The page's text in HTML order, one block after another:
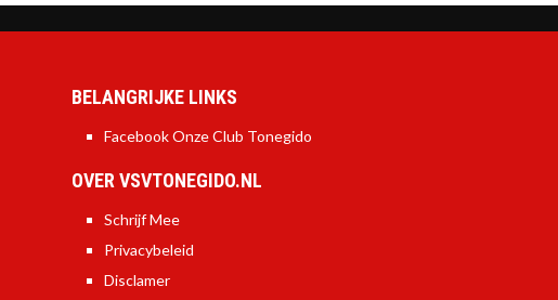
BELANGRIJKE LINKS
Facebook Onze Club Tonegido
OVER VSVTONEGIDO.NL
Schrijf Mee
Privacybeleid
Disclamer